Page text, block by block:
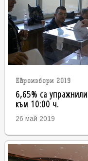
Евроизбори 2019
6,65% са
към 10:00 ч.
26 май 2019